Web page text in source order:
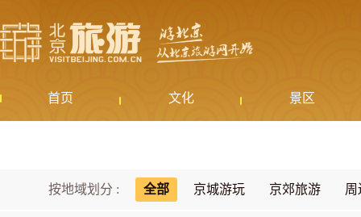
首页 文化 景区
按地域划分 : 全部 京城游玩 京郊旅游 周